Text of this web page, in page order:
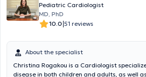
Pediatric Cardiologist
MD, PhD
10.0|51 reviews
About the specialist
Christina Rogakou is a Cardiologist
disease in both children and adults, as well